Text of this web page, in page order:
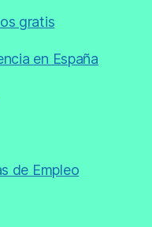
gratis
en España
de Empleo